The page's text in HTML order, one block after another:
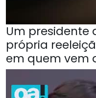
Um presidente
própria
em quem vem